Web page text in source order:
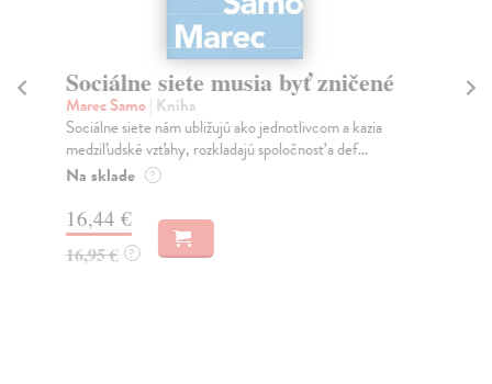
Sociálne siete musia byť zničené
Marec Samo| Kniha
Sociálne siete nám ubližujú ako jednotlivcom a kazia
medziľudské vzťahy, rozkladajú spoločnosť a def...
Na sklade ?
16,44 €
16,95 € ?